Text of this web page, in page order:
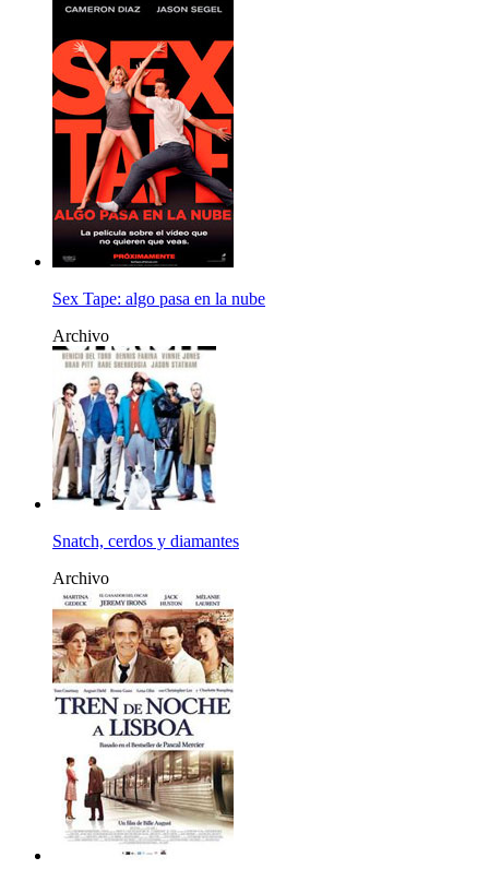
Sex Tape: algo pasa en la nube
Archivo
Snatch, cerdos y diamantes
Archivo